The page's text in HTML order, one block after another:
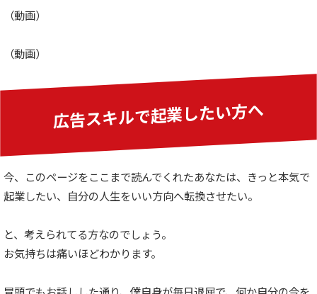
（動画）
（動画）
広告スキルで起業したい方へ
今、このページをここまで読んでくれたあなたは、きっと本気で
起業したい、自分の人生をいい方向へ転換させたい。
と、考えられてる方なのでしょう。
お気持ちは痛いほどわかります。